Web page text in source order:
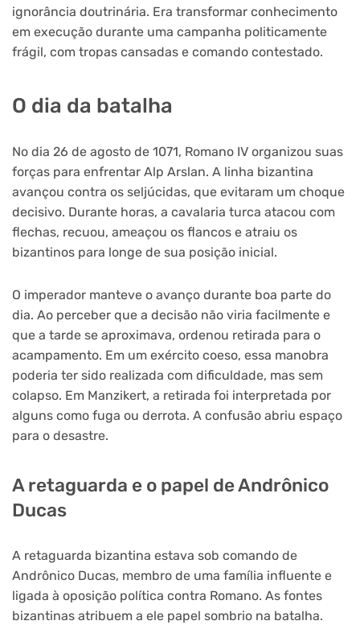
ignorância doutrinária. Era transformar conhecimento
em execução durante uma campanha politicamente
frágil, com tropas cansadas e comando contestado.
O dia da batalha
No dia 26 de agosto de 1071, Romano IV organizou suas
forças para enfrentar Alp Arslan. A linha bizantina
avançou contra os seljúcidas, que evitaram um choque
decisivo. Durante horas, a cavalaria turca atacou com
flechas, recuou, ameaçou os flancos e atraiu os
bizantinos para longe de sua posição inicial.
O imperador manteve o avanço durante boa parte do
dia. Ao perceber que a decisão não viria facilmente e
que a tarde se aproximava, ordenou retirada para o
acampamento. Em um exército coeso, essa manobra
poderia ter sido realizada com dificuldade, mas sem
colapso. Em Manzikert, a retirada foi interpretada por
alguns como fuga ou derrota. A confusão abriu espaço
para o desastre.
A retaguarda e o papel de Andrônico
Ducas
A retaguarda bizantina estava sob comando de
Andrônico Ducas, membro de uma família influente e
ligada à oposição política contra Romano. As fontes
bizantinas atribuem a ele papel sombrio na batalha.